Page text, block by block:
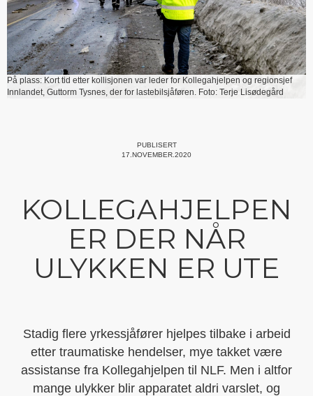
På plass: Kort tid etter kollisjonen var leder for Kollegahjelpen og regionsjef
Innlandet, Guttorm Tysnes, der for lastebilsjåføren. Foto: Terje Lisødegård
PUBLISERT
17.NOVEMBER.2020
KOLLEGAHJELPEN
ER DER NÅR
ULYKKEN ER UTE
Stadig flere yrkessjåfører hjelpes tilbake i arbeid
etter traumatiske hendelser, mye takket være
assistanse fra Kollegahjelpen til NLF. Men i altfor
mange ulykker blir apparatet aldri varslet, og